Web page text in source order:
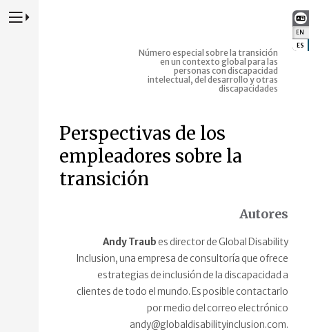
EN
ES
Presione para alternar la navegación principal del sitio web
Número especial sobre la transición
en un contexto global para las
personas con discapacidad
intelectual, del desarrollo y otras
discapacidades
Perspectivas de los
empleadores sobre la
transición
Autores
Andy Traub es director de Global Disability
Inclusion, una empresa de consultoría que ofrece
estrategias de inclusión de la discapacidad a
clientes de todo el mundo. Es posible contactarlo
por medio del correo electrónico
andy@globaldisabilityinclusion.com.